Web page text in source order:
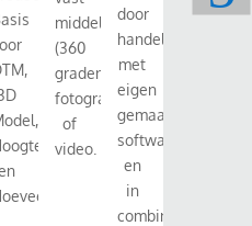
middels
(360
graden)
fotografie
of
video.
door
handelingen
met
eigen
gemaakte
software
en
in
combinatie